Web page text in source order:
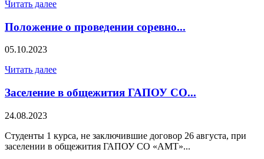
Читать далее
Положение о проведении соревно...
05.10.2023
Читать далее
Заселение в общежития ГАПОУ СО...
24.08.2023
Студенты 1 курса, не заключившие договор 26 августа, при
заселении в общежития ГАПОУ СО «АМТ»...